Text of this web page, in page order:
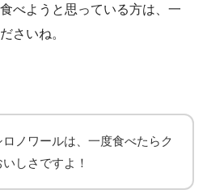
べようと思っている方は、一
さいね。
ロノワールは、一度食べたらク
しさですよ！